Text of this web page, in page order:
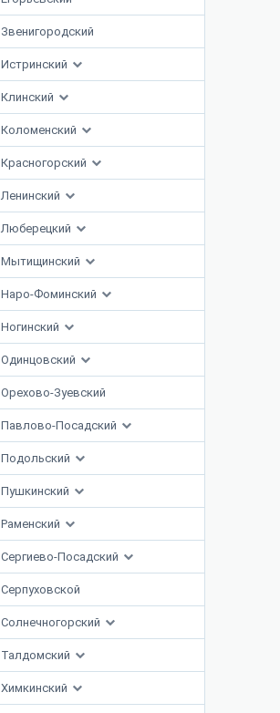
Звенигородский
Истринский
Клинский
Коломенский
Красногорский
Ленинский
Люберецкий
Мытищинский
Наро-Фоминский
Ногинский
Одинцовский
Орехово-Зуевский
Павлово-Посадский
Подольский
Пушкинский
Раменский
Сергиево-Посадский
Серпуховской
Солнечногорский
Талдомский
Химкинский